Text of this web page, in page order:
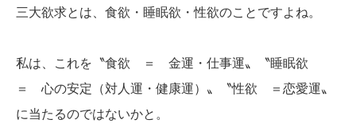
三大欲求とは、食欲・睡眠欲・性欲のことですよね。
私は、これを〝食欲 ＝ 金運・仕事運〟〝睡眠欲
＝ 心の安定（対人運・健康運）〟〝性欲 ＝恋愛運〟
に当たるのではないかと。